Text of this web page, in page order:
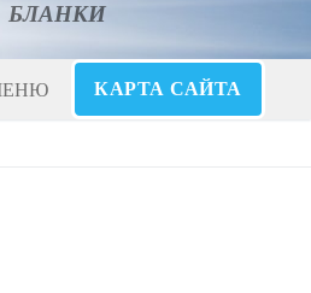
БЛАНКИ
КАРТА САЙТА